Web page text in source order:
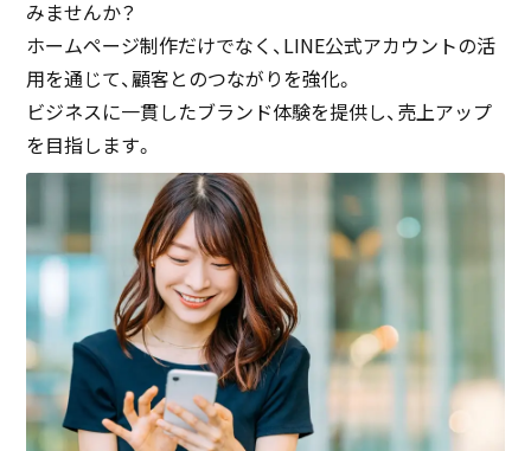
みませんか？
ホームページ制作だけでなく、LINE公式アカウントの活
用を通じて、顧客とのつながりを強化。
ビジネスに一貫したブランド体験を提供し、売上アップ
を目指します。